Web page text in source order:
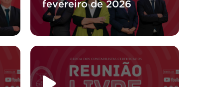
fevereiro de 2026